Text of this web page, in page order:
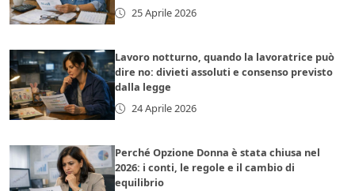
25 Aprile 2026
Lavoro notturno, quando la lavoratrice può
dire no: divieti assoluti e consenso previsto
dalla legge
24 Aprile 2026
Perché Opzione Donna è stata chiusa nel
2026: i conti, le regole e il cambio di
equilibrio